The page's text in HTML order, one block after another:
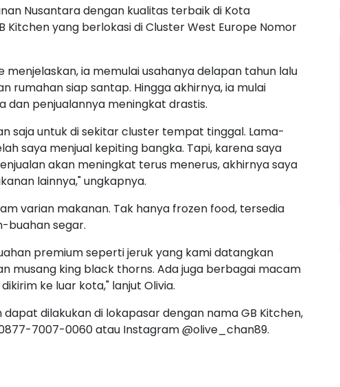
Nusantara dengan kualitas terbaik di Kota
Kitchen yang berlokasi di Cluster West Europe Nomor
menjelaskan, ia memulai usahanya delapan tahun lalu
rumahan siap santap. Hingga akhirnya, ia mulai
dan penjualannya meningkat drastis.
saja untuk di sekitar cluster tempat tinggal. Lama-
saya menjual kepiting bangka. Tapi, karena saya
akan meningkat terus menerus, akhirnya saya
lainnya," ungkapnya.
varian makanan. Tak hanya frozen food, tersedia
buahan segar.
premium seperti jeruk yang kami datangkan
musang king black thorns. Ada juga berbagai macam
ke luar kota," lanjut Olivia.
dilakukan di lokapasar dengan nama GB Kitchen,
7007-0060 atau Instagram @olive_chan89.